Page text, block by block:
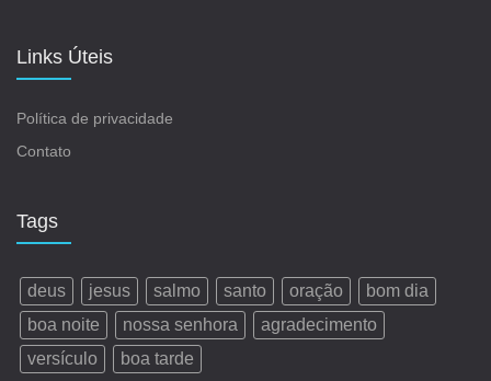
Links Úteis
Política de privacidade
Contato
Tags
deus jesus salmo santo oração
bom dia
boa noite
nossa senhora
agradecimento
versículo
boa tarde